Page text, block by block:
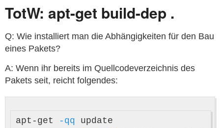
TotW: apt-get build-dep .
Q: Wie installiert man die Abhängigkeiten für den Bau
eines Pakets?
A: Wenn ihr bereits im Quellcodeverzeichnis des
Pakets seit, reicht folgendes:
apt-get -qq update